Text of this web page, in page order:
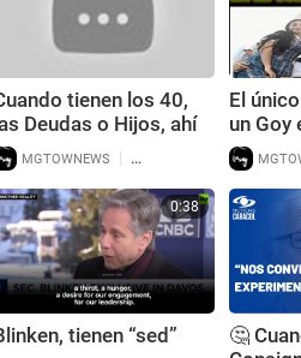
tienen los 40,
Deudas o Hijos, ahí
a los Feos o
INEXPERTOS.
MGTOWNEWS | 115 Reproducciones
El
un Goy
0:38
tienen “sed”
🤔